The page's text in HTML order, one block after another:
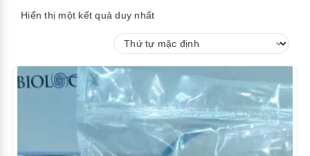
Hiển thị một kết quả duy nhất